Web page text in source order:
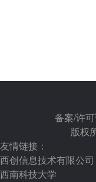
备案/许
版权
友情链接：
西创信息技术有限公司
西南科技大学